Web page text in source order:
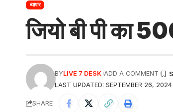
व्यापार
जियो बी पी का
LAST UPDATED: SEPTEMBER 26,
BYLIVE 7 DESK ADD A COMMENT
SHARE